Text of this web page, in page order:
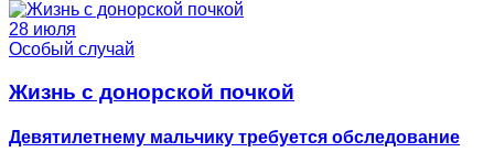
28 июля
Особый случай
Жизнь с донорской почкой
Девятилетнему мальчику требуется обследование